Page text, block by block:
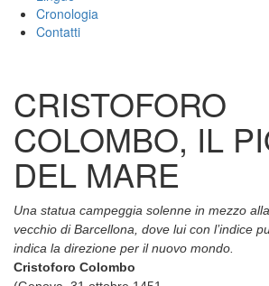
Cronologia
Contatti
CRISTOFORO
COLOMBO, IL
DEL MARE
Una statua campeggia solenne in mezzo
vecchio di Barcellona, dove lui con l’indice
indica la direzione per il nuovo mondo.
Cristoforo Colombo